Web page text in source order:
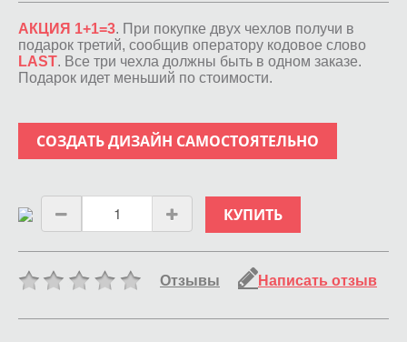
АКЦИЯ 1+1=3. При покупке двух чехлов получи в
подарок третий, сообщив оператору кодовое слово
LAST. Все три чехла должны быть в одном заказе.
Подарок идет меньший по стоимости.
СОЗДАТЬ ДИЗАЙН САМОСТОЯТЕЛЬНО
КУПИТЬ
Отзывы Написать отзыв